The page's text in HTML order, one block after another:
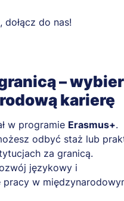
dołącz do nas!
–
karierę
w programie Erasmus+.
odbyć staż lub
za granicą.
językowy i
pracy w